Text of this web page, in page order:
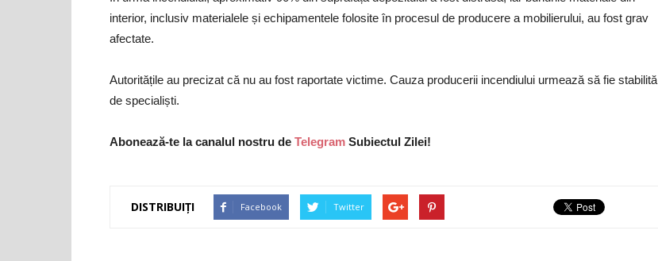
interior, inclusiv materialele și echipamentele folosite în procesul de producere a mobilierului, au fost grav
afectate.
Autoritățile au precizat că nu au fost raportate victime. Cauza producerii incendiului urmează să fie stabilită
de specialiști.
Abonează-te la canalul nostru de Telegram Subiectul Zilei!
DISTRIBUIȚI Facebook Twitter